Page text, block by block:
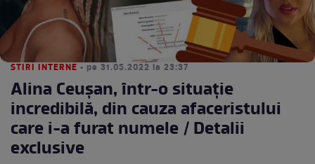
STIRI INTERNE • pe 31.05.2022 la 23:37
Alina Ceușan, într-o situație
incredibilă, din cauza afaceristului
care i-a furat numele / Detalii
exclusive